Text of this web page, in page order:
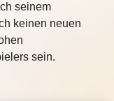
seinem
keinen neuen
sein.